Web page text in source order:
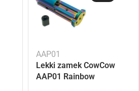
AAP01
Lekki zamek CowCow
AAP01 Rainbow